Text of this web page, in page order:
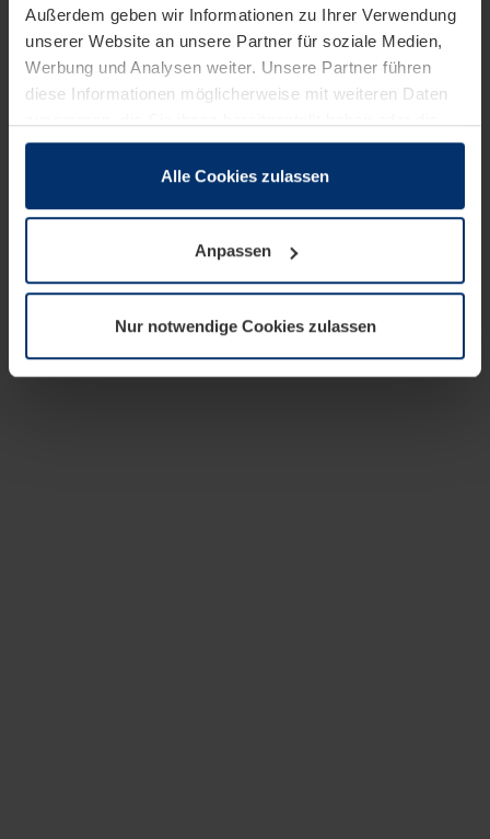
Außerdem geben wir Informationen zu Ihrer Verwendung
unserer Website an unsere Partner für soziale Medien,
Werbung und Analysen weiter. Unsere Partner führen
diese Informationen möglicherweise mit weiteren Daten
sie im Rahmen Ihrer Nutzung der Dienste gesammelt
wenn diese für den Betrieb dieser Seite unbedingt
notwendig sind. Für alle anderen Cookie-Typen benötigen
wir Ihre Erlaubnis. Ihre Einwilligung können Sie jederzeit
Datenschutzerklärungunserer Website ändern oder
widerrufen.
Alle Cookies zulassen
Anpassen
Nur notwendige Cookies zulassen